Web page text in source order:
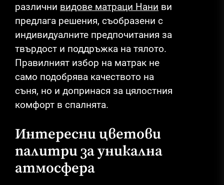
различни видове матраци Нани ви
предлага решения, съобразени с
индивидуалните предпочитания за
твърдост и поддръжка на тялото.
Правилният избор на матрак не
само подобрява качеството на
съня, но и допринася за цялостния
комфорт в спалнята.
Интересни цветови
палитри за уникална
атмосфера